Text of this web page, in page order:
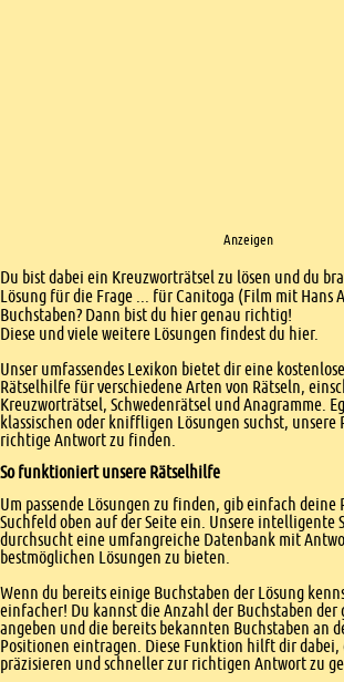
Anzeigen
Einleitung
Du bist dabei ein Kreuzworträtsel zu lösen und du
Lösung für die Frage ... für Canitoga (Film mit Hans
Buchstaben? Dann bist du hier genau richtig!
Diese und viele weitere Lösungen findest du hier.
Unser umfassendes Lexikon bietet dir eine
Rätselhilfe für verschiedene Arten von Rätseln,
Kreuzworträtsel, Schwedenrätsel und Anagramme.
klassischen oder kniffligen Lösungen suchst,
richtige Antwort zu finden.
So funktioniert unsere Rätselhilfe
Um passende Lösungen zu finden, gib einfach deine
Suchfeld oben auf der Seite ein. Unsere intelligente
durchsucht eine umfangreiche Datenbank mit
bestmöglichen Lösungen zu bieten.
Wenn du bereits einige Buchstaben der Lösung
einfacher! Du kannst die Anzahl der Buchstaben der
angeben und die bereits bekannten Buchstaben an
Positionen eintragen. Diese Funktion hilft dir dabei,
präzisieren und schneller zur richtigen Antwort zu